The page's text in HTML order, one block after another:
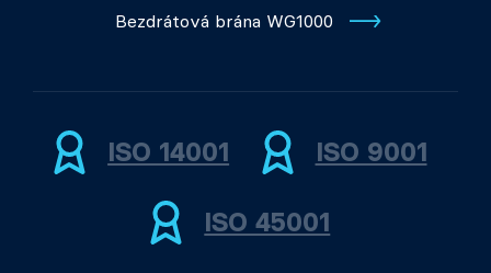
Bezdrátová brána WG1000
ISO 14001 ISO 9001
ISO 45001